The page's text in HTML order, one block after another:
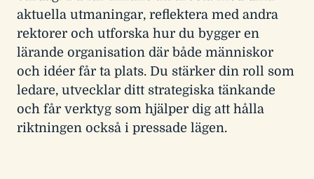
aktuella utmaningar, reflektera med andra
rektorer och utforska hur du bygger en
lärande organisation där både människor
och idéer får ta plats. Du stärker din roll som
ledare, utvecklar ditt strategiska tänkande
och får verktyg som hjälper dig att hålla
riktningen också i pressade lägen.